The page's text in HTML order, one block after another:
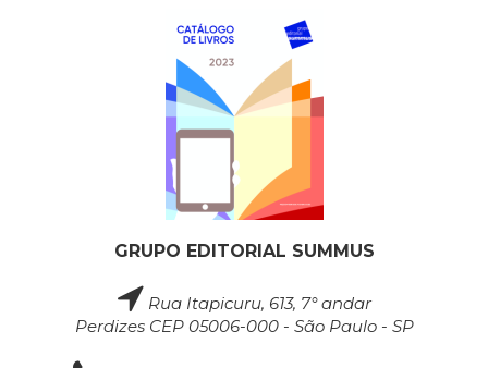
GRUPO EDITORIAL SUMMUS
Rua Itapicuru, 613, 7° andar
Perdizes CEP 05006-000 - São Paulo - SP